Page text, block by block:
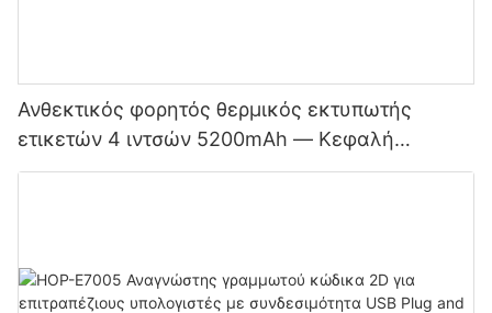
Ανθεκτικός φορητός θερμικός εκτυπωτής
ετικετών 4 ιντσών 5200mAh — Κεφαλή
εκτύπωσης διπλής λειτουργίας για ετικέτες και